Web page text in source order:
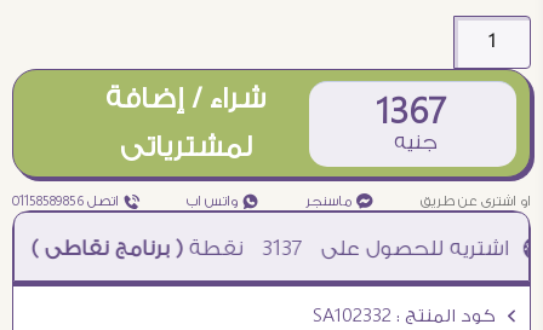
1367
جنيه
شراء / إضافة
لمشترياتى
او اشترى عن طريق ¥ ماسنجر ₧ واتس اب ƒ اتصل 01158589856
3137 نقطة( برنامج نقاطى )à خصم 5% للعملاء الجدد à شحن مجانى عند الشراء ب 4000 جنيه à
Ö كود المنتج : SA102332